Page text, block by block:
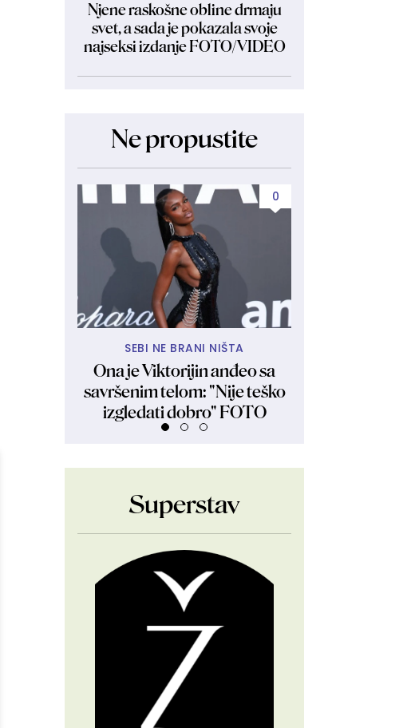
Njene raskošne obline drmaju
svet, a sada je pokazala svoje
najseksi izdanje FOTO/VIDEO
Ne propustite
0
SEBI NE BRANI NIŠTA
Ona je Viktorijin anđeo sa
savršenim telom: "Nije teško
izgledati dobro" FOTO
Superstav